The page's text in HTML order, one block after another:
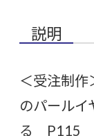
説明
＜受注制
のパール
る P115